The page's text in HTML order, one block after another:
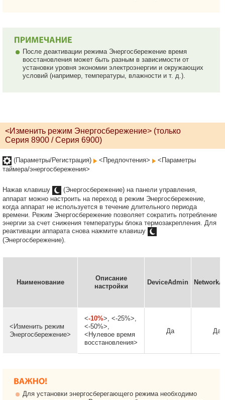
После деактивации режима Энергосбережение время
восстановления может быть разным в зависимости от
установки уровня экономии электроэнергии и окружающих
условий (например, температуры, влажности и т. д.).
<Изменить режим Энергосбережение> (только
Серия 8900 / Серия 6900)
(Параметры/Регистрация) <Предпочтения>
<Параметры
таймера/энергосбережения>
Нажав клавишу
(Энергосбережение) на панели управления,
аппарат можно настроить на переход в режим Энергосбережение,
когда аппарат не используется в течение длительного периода
времени. Режим Энергосбережение позволяет сократить потребление
энергии за счет снижения температуры блока термозакрепления. Для
реактивации аппарата снова нажмите клавишу
(Энергосбережение).
Наименование
Описание
настройки
DeviceAdmin
<Изменить режим
Энергосбережение>
<-10%>, <-25%>,
<-50%>,
<Нулевое время
восстановления>
Да Да
Для установки энергосберегающего режима необходимо